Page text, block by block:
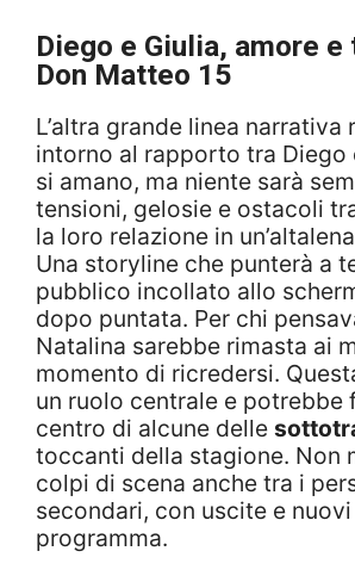
Diego e Giulia, amore
Don Matteo 15
L’altra grande linea narrativa
intorno al rapporto tra Diego
si amano, ma niente sarà
tensioni, gelosie e ostacoli
la loro relazione in
Una storyline che punterà a
pubblico incollato allo
dopo puntata. Per chi
Natalina sarebbe rimasta ai
momento di ricredersi.
un ruolo centrale e potrebbe
centro di alcune delle
toccanti della stagione. Non
colpi di scena anche tra i
secondari, con uscite e
programma.